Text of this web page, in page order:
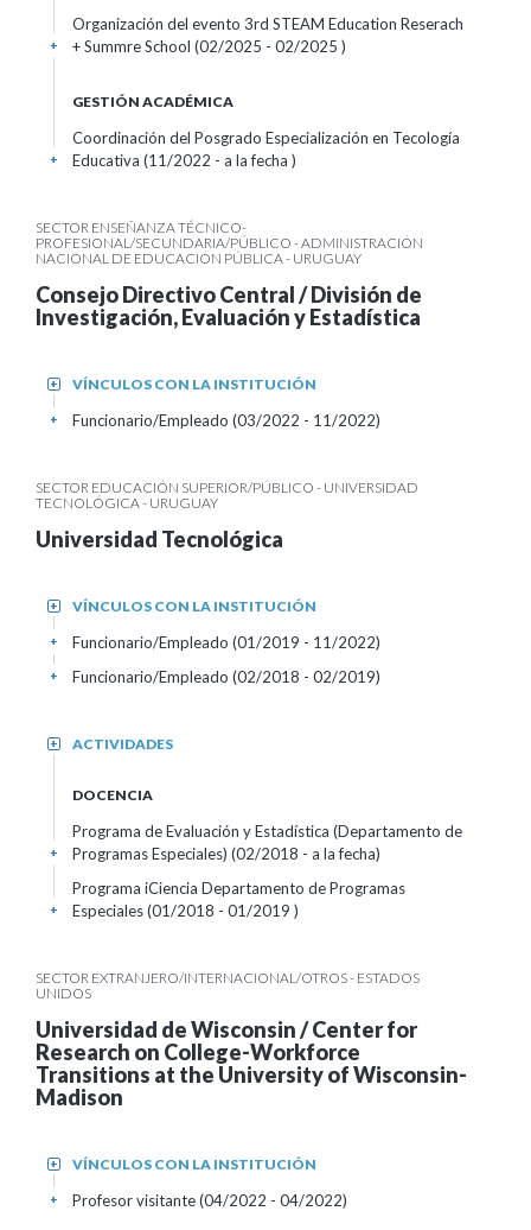
Organización del evento 3rd STEAM Education Reserach
+ Summre School (02/2025 - 02/2025 )
+
GESTIÓN ACADÉMICA
Coordinación del Posgrado Especialización en Tecología
Educativa (11/2022 - a la fecha )
+
SECTOR ENSEÑANZA TÉCNICO-
PROFESIONAL/SECUNDARIA/PÚBLICO - ADMINISTRACIÓN
NACIONAL DE EDUCACIÓN PÚBLICA - URUGUAY
Consejo Directivo Central / División de
Investigación, Evaluación y Estadística
VÍNCULOS CON LA INSTITUCIÓN
+
Funcionario/Empleado (03/2022 - 11/2022)
+
SECTOR EDUCACIÓN SUPERIOR/PÚBLICO - UNIVERSIDAD
TECNOLÓGICA - URUGUAY
Universidad Tecnológica
VÍNCULOS CON LA INSTITUCIÓN
+
Funcionario/Empleado (01/2019 - 11/2022)
+
Funcionario/Empleado (02/2018 - 02/2019)
+
ACTIVIDADES
+
DOCENCIA
Programa de Evaluación y Estadística (Departamento de
Programas Especiales) (02/2018 - a la fecha)
+
Programa iCiencia Departamento de Programas
Especiales (01/2018 - 01/2019 )
+
SECTOR EXTRANJERO/INTERNACIONAL/OTROS - ESTADOS
UNIDOS
Universidad de Wisconsin / Center for
Research on College-Workforce
Transitions at the University of Wisconsin-
Madison
VÍNCULOS CON LA INSTITUCIÓN
+
Profesor visitante (04/2022 - 04/2022)
+